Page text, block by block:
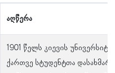
აღწერა
1901 წელს კიევის
ქართვე სტუდენტთა